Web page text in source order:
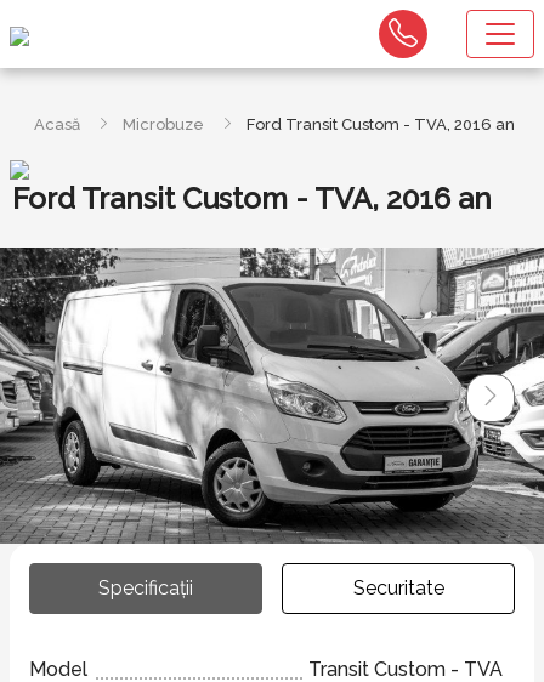
Acasă Microbuze Ford Transit Custom - TVA, 2016 an
Ford Transit Custom - TVA, 2016 an
Specificații Securitate
Model
Transit Custom - TVA